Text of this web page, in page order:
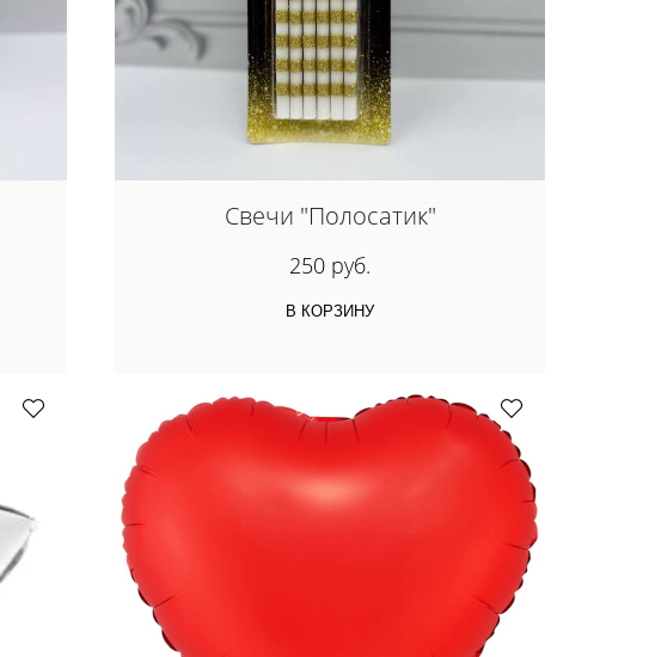
Свечи "Полосатик"
250 руб.
В КОРЗИНУ